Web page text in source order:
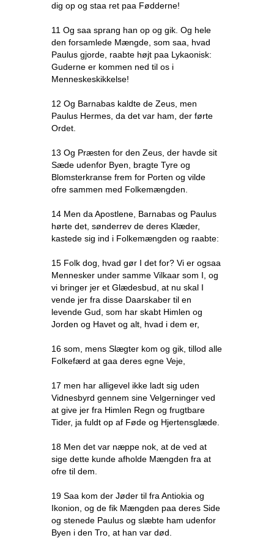
dig op og staa ret paa Fødderne!
11 Og saa sprang han op og gik. Og hele
den forsamlede Mængde, som saa, hvad
Paulus gjorde, raabte højt paa Lykaonisk:
Guderne er kommen ned til os i
Menneskeskikkelse!
12 Og Barnabas kaldte de Zeus, men
Paulus Hermes, da det var ham, der førte
Ordet.
13 Og Præsten for den Zeus, der havde sit
Sæde udenfor Byen, bragte Tyre og
Blomsterkranse frem for Porten og vilde
ofre sammen med Folkemængden.
14 Men da Apostlene, Barnabas og Paulus
hørte det, sønderrev de deres Klæder,
kastede sig ind i Folkemængden og raabte:
15 Folk dog, hvad gør I det for? Vi er ogsaa
Mennesker under samme Vilkaar som I, og
vi bringer jer et Glædesbud, at nu skal I
vende jer fra disse Daarskaber til en
levende Gud, som har skabt Himlen og
Jorden og Havet og alt, hvad i dem er,
16 som, mens Slægter kom og gik, tillod alle
Folkefærd at gaa deres egne Veje,
17 men har alligevel ikke ladt sig uden
Vidnesbyrd gennem sine Velgerninger ved
at give jer fra Himlen Regn og frugtbare
Tider, ja fuldt op af Føde og Hjertensglæde.
18 Men det var næppe nok, at de ved at
sige dette kunde afholde Mængden fra at
ofre til dem.
19 Saa kom der Jøder til fra Antiokia og
Ikonion, og de fik Mængden paa deres Side
og stenede Paulus og slæbte ham udenfor
Byen i den Tro, at han var død.